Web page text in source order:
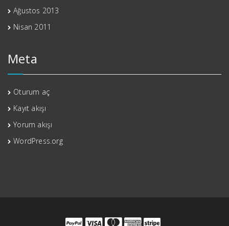
Ağustos 2013
Nisan 2011
Meta
Oturum aç
Kayıt akışı
Yorum akışı
WordPress.org